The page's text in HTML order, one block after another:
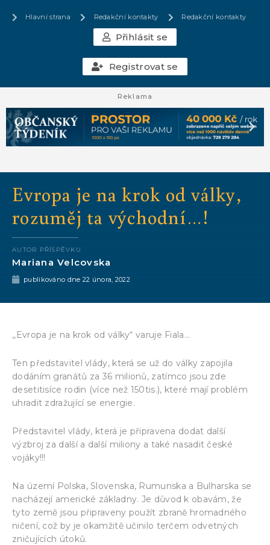
Hlavní strana Redakční kontakty Redakční kontakty
Přihlásit se
Registrovat se
Reklama
Evropa je na krok od války,
rozuměj ta východní…!
AUTOR PŘÍSPĚVKU
Mariana Velcovska
publikováno dne 22 února, 2022
,,Evropa je na krok od války“ varuje Fiala…
Ten představitel vlády, která se už do války zapojila
dodáním granátů za 36 milionů, zatímco jsou zde
desetitisíce rodin (více než 150tis.), které mají problém
uhradit zdražující se energie.
Představitel vlády, která je připravena dodat další
výzbroj za další a další miliony a také nasadit české
vojáky!!!
Na území Polska, Slovenska, Rumunska a Bulharska se
nacházejí americké základny. Je důvod k obavám, že
tyto země jsou připraveny použít zbraně hromadného
ničení, což by je okamžitě učinilo terčem odvetných
zničujících útoků.